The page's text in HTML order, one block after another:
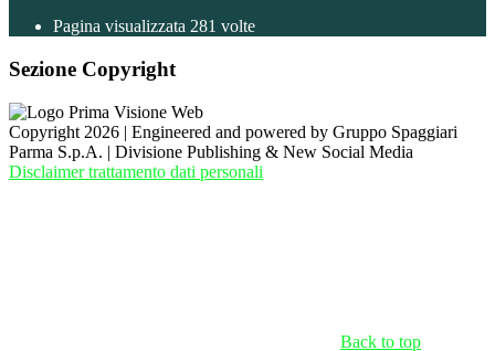
Pagina visualizzata 281 volte
Sezione Copyright
Copyright 2026 | Engineered and powered by Gruppo Spaggiari
Parma S.p.A. | Divisione Publishing & New Social Media
Disclaimer trattamento dati personali
Back to top